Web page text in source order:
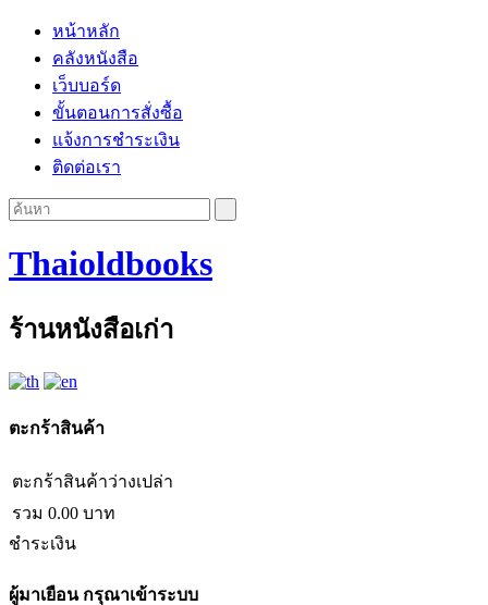
หน้าหลัก
คลังหนังสือ
เว็บบอร์ด
ขั้นตอนการสั่งซื้อ
แจ้งการชำระเงิน
ติดต่อเรา
Thaioldbooks
ร้านหนังสือเก่า
ตะกร้าสินค้า
ตะกร้าสินค้าว่างเปล่า
รวม 0.00 บาท
ชำระเงิน
ผู้มาเยือนกรุณาเข้าระบบ